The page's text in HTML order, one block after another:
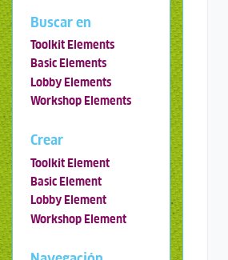
Buscar en
Toolkit Elements
Basic Elements
Lobby Elements
Workshop Elements
Crear
Toolkit Element
Basic Element
Lobby Element
Workshop Element